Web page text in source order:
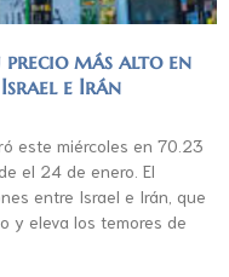
más alto en
e Irán
este miércoles en 70.23
el 24 de enero. El
entre Israel e Irán, que
y eleva los temores de